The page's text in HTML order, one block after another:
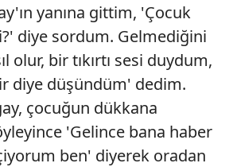
yanına gittim, 'Çocuk
diye sordum. Gelmediğini
olur, bir tıkırtı sesi duydum,
diye düşündüm' dedim.
çocuğun dükkana
'Gelince bana haber
ben' diyerek oradan